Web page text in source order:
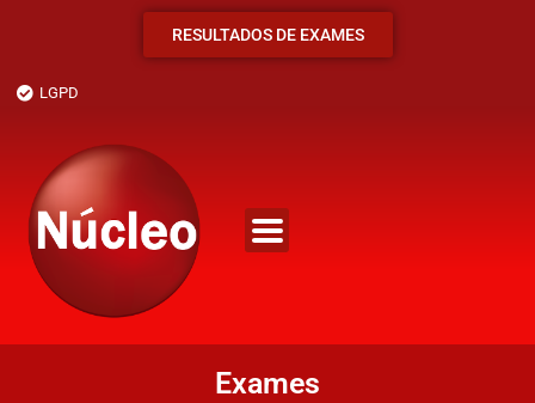
RESULTADOS DE EXAMES
LGPD
Exames